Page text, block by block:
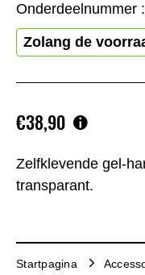
Zelfklevende gel-
transparant.
€38,90
Onderdeelnummer :
Zolang de
Startpagina